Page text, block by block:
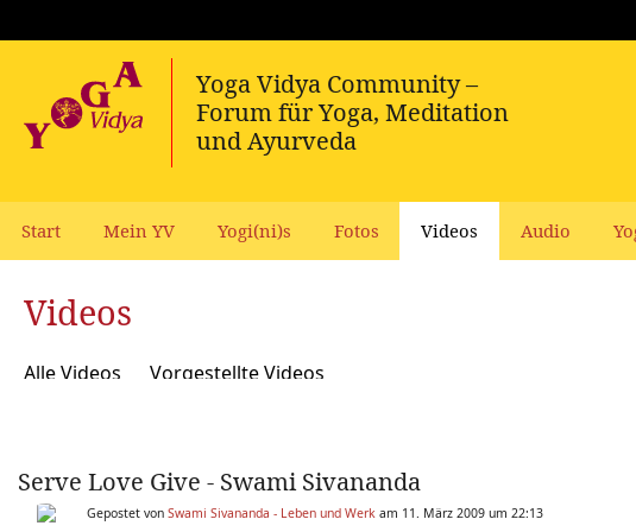
Start Mein YV Yogi(ni)s Fotos Videos Audio
Videos
Alle Videos Vorgestellte Videos
Serve Love Give - Swami Sivananda
Gepostet von Swami Sivananda - Leben und Werk am 11. März 2009 um 22:13